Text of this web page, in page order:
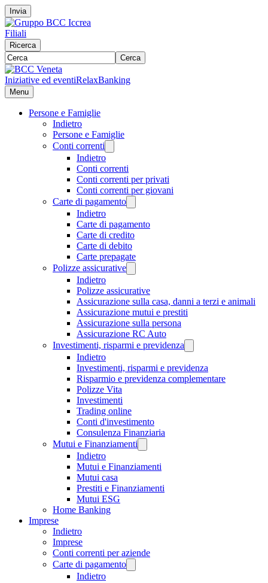
Invia
Filiali
Ricerca
Cerca
Iniziative ed eventiRelaxBanking
Menu
Persone e Famiglie
Indietro
Persone e Famiglie
Conti correnti
Indietro
Conti correnti
Conti correnti per privati
Conti correnti per giovani
Carte di pagamento
Indietro
Carte di pagamento
Carte di credito
Carte di debito
Carte prepagate
Polizze assicurative
Indietro
Polizze assicurative
Assicurazione sulla casa, danni a terzi e animali
Assicurazione mutui e prestiti
Assicurazione sulla persona
Assicurazione RC Auto
Investimenti, risparmi e previdenza
Indietro
Investimenti, risparmi e previdenza
Risparmio e previdenza complementare
Polizze Vita
Investimenti
Trading online
Conti d'investimento
Consulenza Finanziaria
Mutui e Finanziamenti
Indietro
Mutui e Finanziamenti
Mutui casa
Prestiti e Finanziamenti
Mutui ESG
Home Banking
Imprese
Indietro
Imprese
Conti correnti per aziende
Carte di pagamento
Indietro